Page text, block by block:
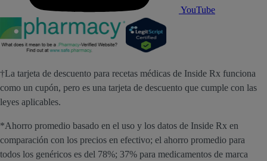
YouTube
†La tarjeta de descuento para recetas médicas de Inside Rx funciona
como un cupón, pero es una tarjeta de descuento que cumple con las
leyes aplicables.
*Ahorro promedio basado en el uso y los datos de Inside Rx en
comparación con los precios en efectivo; el ahorro promedio para
todos los genéricos es del 78%; 37% para medicamentos de marca